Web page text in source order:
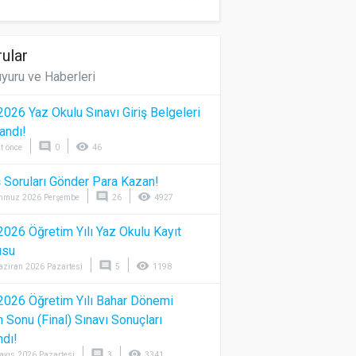
ve Haberleri
Yaz Okulu Sınavı Giriş Belgeleri
önce comment 0 visibility 46
Soruları Gönder Para Kazan!
2026 Perşembe comment 26 visibility 4927
Öğretim Yılı Yaz Okulu Kayıt
2026 Pazartesi comment 5 visibility 1198
Öğretim Yılı Bahar Dönemi
Sonu (Final) Sınavı Sonuçları